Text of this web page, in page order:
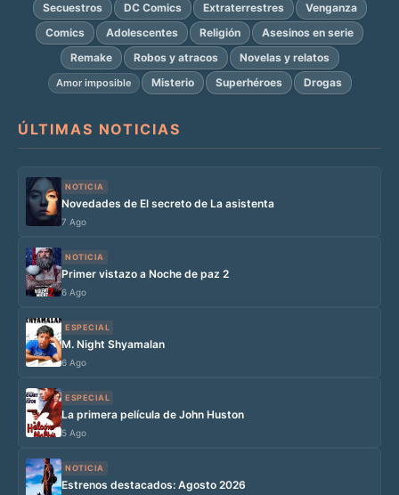
Secuestros DC Comics Extraterrestres
Venganza
Comics
Adolescentes Religión
Asesinos en serie
Remake
Robos y atracos Novelas y relatos
Amor imposible Misterio Superhéroes Drogas
ÚLTIMAS NOTICIAS
NOTICIA
Novedades de El secreto de La asistenta
7 Ago
NOTICIA
Primer vistazo a Noche de paz 2
6 Ago
ESPECIAL
M. Night Shyamalan
6 Ago
ESPECIAL
La primera película de John Huston
5 Ago
NOTICIA
Estrenos destacados: Agosto 2026